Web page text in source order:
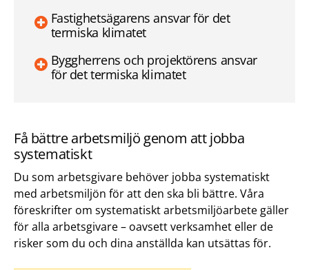
Fastighetsägarens ansvar för det
termiska klimatet
Byggherrens och projektörens ansvar
för det termiska klimatet
Få bättre arbetsmiljö genom att jobba
systematiskt
Du som arbetsgivare behöver jobba systematiskt
med arbetsmiljön för att den ska bli bättre. Våra
föreskrifter om systematiskt arbetsmiljöarbete gäller
för alla arbetsgivare – oavsett verksamhet eller de
risker som du och dina anställda kan utsättas för.